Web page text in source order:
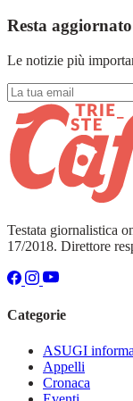
Resta
Le notizie più
Testata giornalistica
17/2018. Direttore
Categorie
ASUGI informa
Appelli
Cronaca